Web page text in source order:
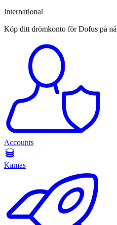
International
Köp ditt drömkonto för Dofus på
Accounts
Kamas